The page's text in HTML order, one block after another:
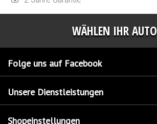
WÄHLEN IHR AUTO
Folge uns auf Facebook
Unsere Dienstleistungen
Shopeinstellungen